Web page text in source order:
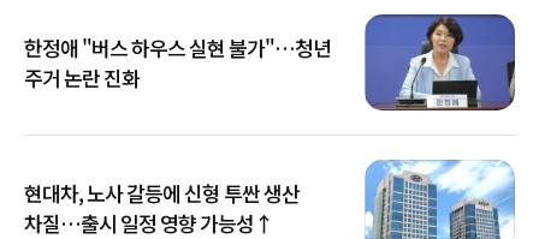
한정애 "버스 하우스 실현 불가"…청년
주거 논란 진화
현대차, 노사 갈등에 신형 투싼 생산
차질…출시 일정 영향 가능성↑